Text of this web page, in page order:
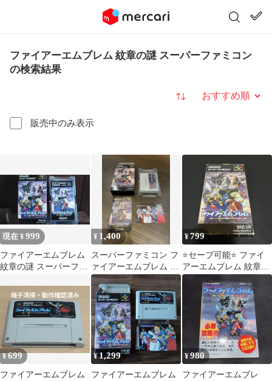
ファイアーエムブレム 紋章の謎 スーパーファミコン
の検索結果
販売中のみ表示
並び替え
現在 ¥999
ファイアーエムブレム
紋章の謎 スーパーファ
¥ 1,400
スーパーファミコン フ
ァイアーエムブレム 紋
章の謎 箱説付 動作ok
¥799
⭐️セーブ可能⭐️ ファイ
アーエムブレム 紋章の
謎 スーパーファミコ
¥699
ファイアーエムブレム
¥1,299
ファイアーエムブレム
¥980
ファイアーエムブレ